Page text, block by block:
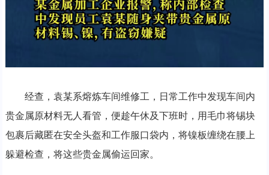
经查，袁某系熔炼车间维修工，日常工作中发现车间内
贵金属原材料无人看管，便趁午休及下班时，用毛巾将锡块
包裹后藏匿在安全头盔和工作服口袋内，将镍板缠绕在腰上
躲避检查，将这些贵金属偷运回家。